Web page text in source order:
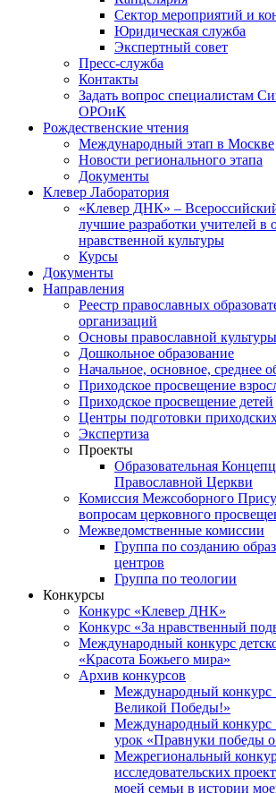
Сектор мероприятий и
Юридическая служба
Экспертный совет
Пресс-служба
Контакты
Задать вопрос специалистам
ОРОиК
Рождественские чтения
Международный этап в Москве
Новости регионального этапа
Документы
Клевер Лаборатория
«Клевер ДНК» –
лучшие разработки учителей в
нравственной культуры
Курсы
Документы
Направления
Реестр православных
организаций
Основы православной
Дошкольное образование
Начальное, основное, среднее
Приходское просвещение
Приходское просвещение детей
Центры подготовки
Экспертиза
Проекты
Образовательная
Православной Церкви
Комиссия Межсоборного
вопросам церковного
Межведомственные комиссии
Группа по созданию
центров
Группа по теологии
Конкурсы
Конкурс «Клевер ДНК»
Конкурс «За нравственный
Международный конкурс
«Красота Божьего мира»
Архив конкурсов
Международный конкурс
Великой Победы!»
Международный конкурс
урок «Правнуки победы
Межрегиональный
исследовательских
моей семьи в истории